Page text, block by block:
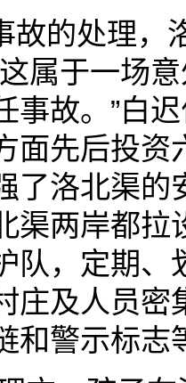
故的处理，
属于一场
事故。”白
面先后投资
了洛北渠的
渠两岸都拉
队，定期、
庄及人员密
和警示标志